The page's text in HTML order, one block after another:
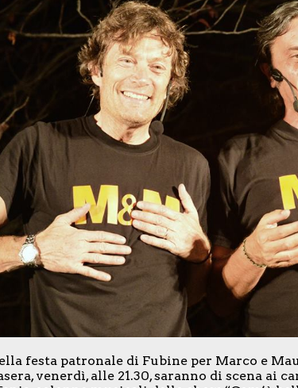
festa patronale di Fubine per Marco e
venerdì, alle 21.30, saranno di scena ai